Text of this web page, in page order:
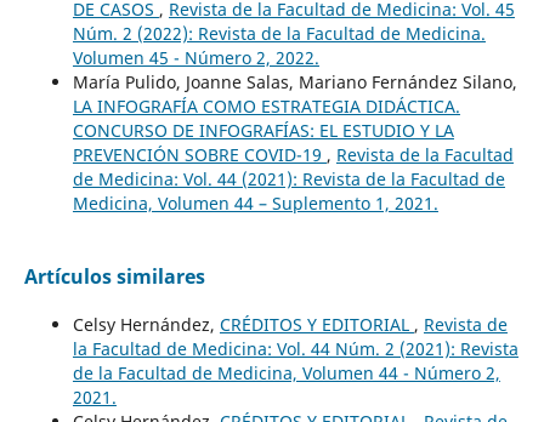
DE CASOS , Revista de la Facultad de Medicina: Vol. 45
Núm. 2 (2022): Revista de la Facultad de Medicina.
Volumen 45 - Número 2, 2022.
María Pulido, Joanne Salas, Mariano Fernández Silano,
LA INFOGRAFÍA COMO ESTRATEGIA DIDÁCTICA.
CONCURSO DE INFOGRAFÍAS: EL ESTUDIO Y LA
PREVENCIÓN SOBRE COVID-19 , Revista de la Facultad
de Medicina: Vol. 44 (2021): Revista de la Facultad de
Medicina, Volumen 44 – Suplemento 1, 2021.
Artículos similares
Celsy Hernández, CRÉDITOS Y EDITORIAL , Revista de
la Facultad de Medicina: Vol. 44 Núm. 2 (2021): Revista
de la Facultad de Medicina, Volumen 44 - Número 2,
2021.